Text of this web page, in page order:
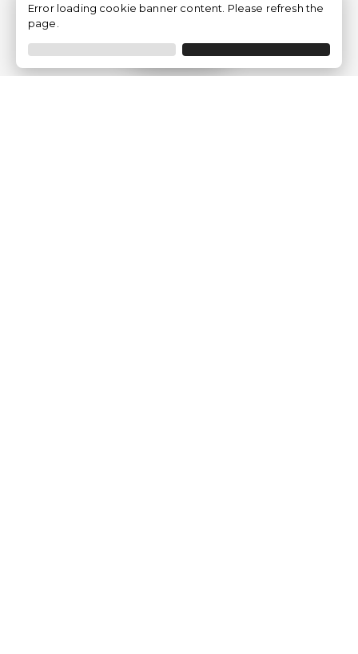
Filtrer
Error loading cookie banner content. Please refresh the
page.